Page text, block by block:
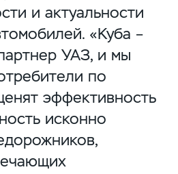
и актуальности
«Куба –
УАЗ, и мы
по
эффективность
исконно